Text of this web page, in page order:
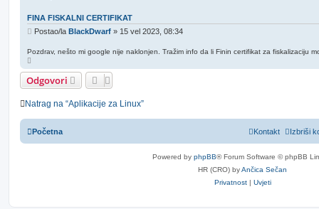
FINA FISKALNI CERTIFIKAT
P
s
Postao/la BlackDwarf » 15 vel 2023, 08:34
Pozdrav, nešto mi google nije naklonjen. Tražim info da li Finin certifikat za fiskalizaciju
h
Odgovori
Natrag na “Aplikacije za Linux”
Početna Izbriši
Kontakt
Powered by phpBB® Forum Software © phpBB
HR (CRO) byAnčica Sečan
Privatnost | Uvjeti